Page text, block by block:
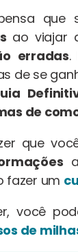
que
ao viajar
erradas.
de se
de
que
fazer um
você
de